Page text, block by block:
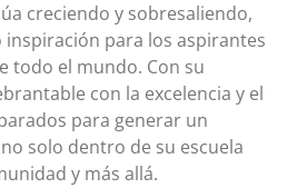
creciendo y sobresaliendo,
inspiración para los aspirantes
todo el mundo. Con su
con la excelencia y el
para generar un
solo dentro de su escuela
y más allá.